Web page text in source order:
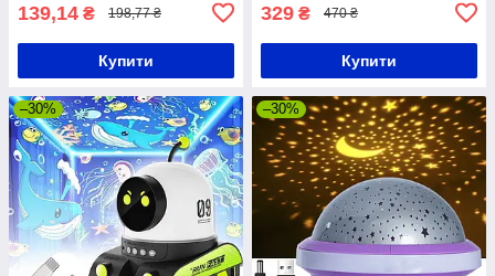
139,14 ₴ 198,77 ₴
Купити
329 ₴ 470 ₴
Купити
–30% –30%